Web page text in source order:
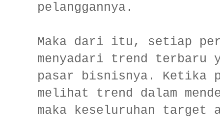
pelanggannya.
Maka dari itu, setiap
menyadari trend terbaru
pasar bisnisnya. Ketika
melihat trend dalam
maka keseluruhan target